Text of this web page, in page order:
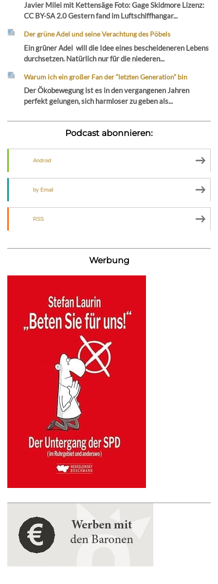
Javier Milei mit Kettensäge Foto: Gage Skidmore Lizenz:
CC BY-SA 2.0 Gestern fand im Luftschiffhangar...
Der grüne Adel und seine Verachtung des Pöbels
Ein grüner Adel will die Idee eines bescheideneren Lebens
durchsetzen. Natürlich nur für die niederen...
Warum ich ein großer Fan der “letzten Generation” bin
Der Ökobewegung ist es in den vergangenen Jahren
perfekt gelungen, sich harmloser zu geben als...
Podcast abonnieren:
Android
by Email
RSS
Werbung